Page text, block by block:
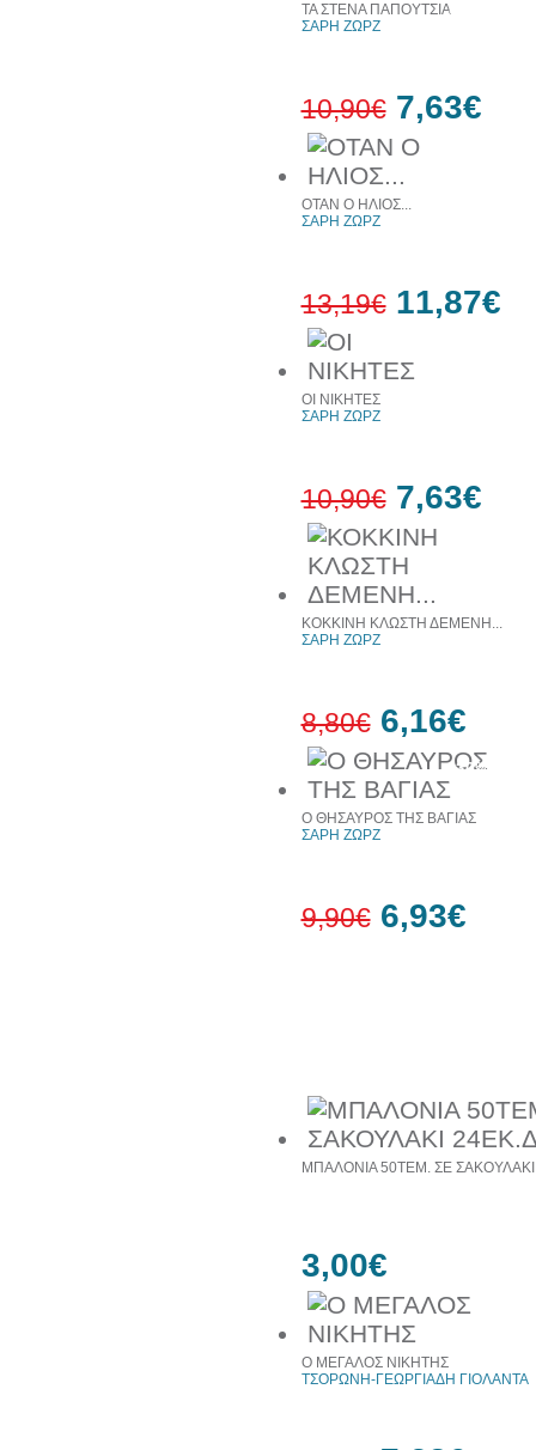
έκπτωση
ΤΑ ΣΤΕΝΑ ΠΑΠΟΥΤΣΙΑ
ΣΑΡΗ ΖΩΡΖ
10,90€ 7,63€
ΟΤΑΝ Ο ΗΛΙΟΣ...
ΣΑΡΗ ΖΩΡΖ
13,19€ 11,87€
ΟΙ ΝΙΚΗΤΕΣ
ΣΑΡΗ ΖΩΡΖ
10,90€ 7,63€
30%
έκπτωση
ΚΟΚΚΙΝΗ ΚΛΩΣΤΗ ΔΕΜΕΝΗ...
ΣΑΡΗ ΖΩΡΖ
8,80€ 6,16€
Ο ΘΗΣΑΥΡΟΣ ΤΗΣ ΒΑΓΙΑΣ
ΣΑΡΗ ΖΩΡΖ
9,90€ 6,93€
ΜΠΑΛΟΝΙΑ 50ΤΕΜ. ΣΕ
3,00€
Ο ΜΕΓΑΛΟΣ ΝΙΚΗΤΗΣ
ΤΣΟΡΩΝΗ-ΓΕΩΡΓΙΑΔΗ ΓΙΟΛΑΝΤΑ